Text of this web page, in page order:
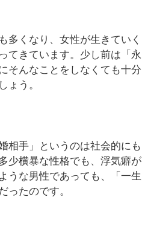
多くなり、女性が生きていく
てきています。少し前は「永
そんなことをしなくても十分
ょう。
相手」というのは社会的にも
少横暴な性格でも、浮気癖が
うな男性であっても、「一生
ったのです。